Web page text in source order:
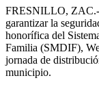
​FRESNILLO, ZAC.-
garantizar la
honorífica del
Familia (SMDIF),
jornada de
municipio.